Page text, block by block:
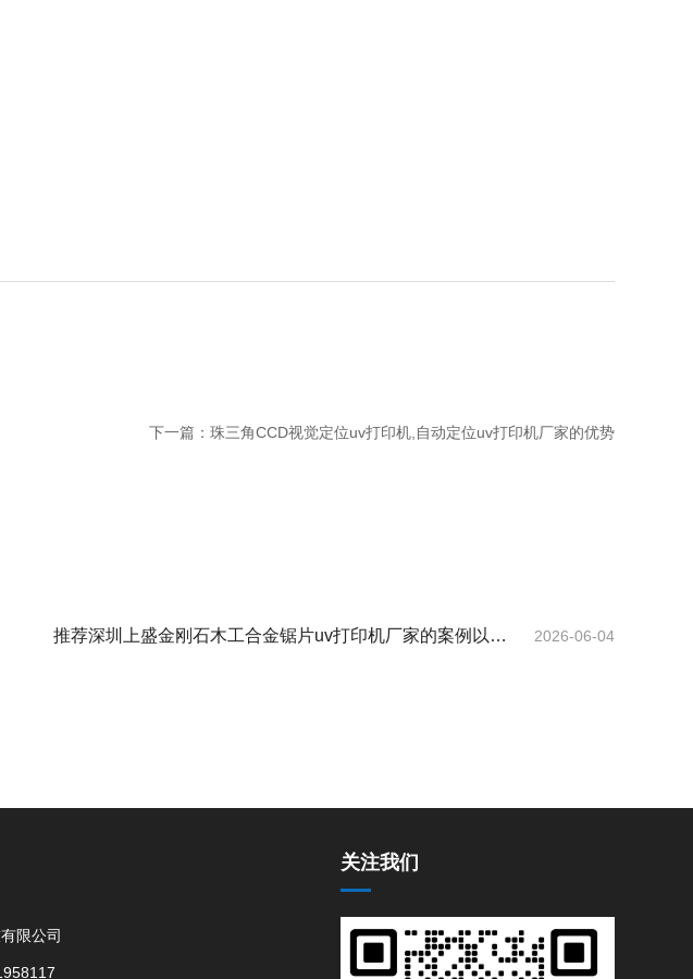
下一篇： 珠三角CCD视觉定位uv打印机,自动定位uv打印机厂家的优势
2026-06-04
推荐深圳上盛金刚石木工合金锯片uv打印机厂家的案例以及
限公司
关注我们